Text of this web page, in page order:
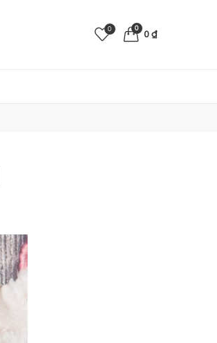
0 0
0 ₫